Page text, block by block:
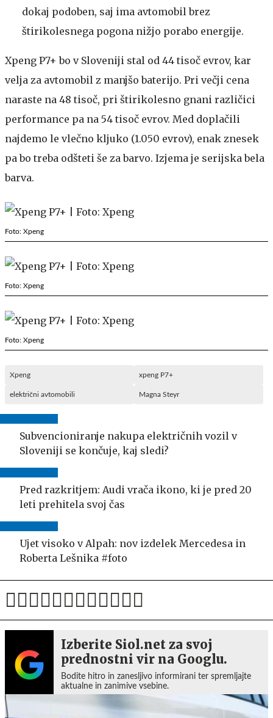
dokaj podoben, saj ima avtomobil brez
štirikolesnega pogona nižjo porabo energije.
Xpeng P7+ bo v Sloveniji stal od 44 tisoč evrov, kar
velja za avtomobil z manjšo baterijo. Pri večji cena
naraste na 48 tisoč, pri štirikolesno gnani različici
performance pa na 54 tisoč evrov. Med doplačili
najdemo le vlečno kljuko (1.050 evrov), enak znesek
pa bo treba odšteti še za barvo. Izjema je serijska bela
barva.
Foto: Xpeng
Foto: Xpeng
Foto: Xpeng
Xpeng xpeng P7+
električni avtomobili Magna Steyr
Subvencioniranje nakupa električnih vozil v
Sloveniji se končuje, kaj sledi?
Pred razkritjem: Audi vrača ikono, ki je pred 20
leti prehitela svoj čas
Ujet visoko v Alpah: nov izdelek Mercedesa in
Roberta Lešnika #foto
Izberite Siol.net za svoj
prednostni vir na Googlu.
Bodite hitro in zanesljivo informirani ter spremljajte
aktualne in zanimive vsebine.